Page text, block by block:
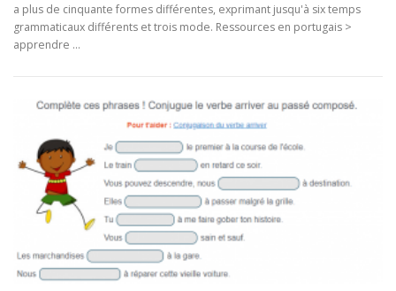
a plus de cinquante formes différentes, exprimant jusqu'à six temps
grammaticaux différents et trois mode. Ressources en portugais >
apprendre …